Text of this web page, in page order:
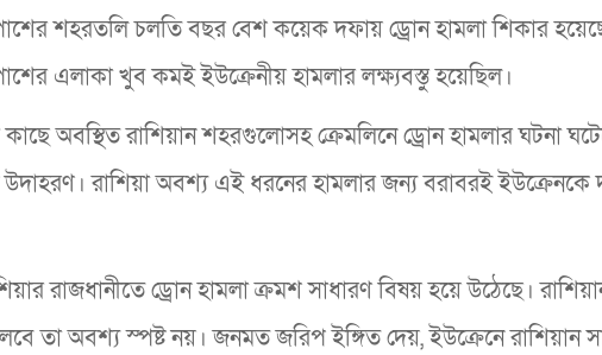
শহরতলি চলতি বছর বেশ কয়েক দফায় ড্রোন হামলা শিকার
এলাকা খুব কমই ইউক্রেনীয় হামলার লক্ষ্যবস্তু হয়েছিল।
অবস্থিত রাশিয়ান শহরগুলোসহ ক্রেমলিনে ড্রোন হামলার ঘটনা
রাশিয়া অবশ্য এই ধরনের হামলার জন্য বরাবরই ইউক্রেনকে
রাজধানীতে ড্রোন হামলা ক্রমশ সাধারণ বিষয় হয়ে উঠেছে।
তা অবশ্য স্পষ্ট নয়। জনমত জরিপ ইঙ্গিত দেয়, ইউক্রেনে রাশিয়ান